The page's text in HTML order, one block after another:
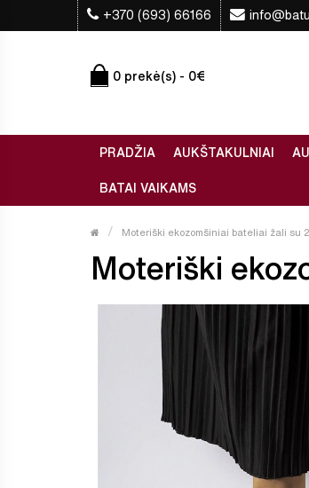
+370 (693) 66166
0 prekė(s) - 0€
PRADŽIA AUKŠTAKULNIAI
BATAI VAIKAMS
Moteriški ekozomšiniai bateliai žali su
Moteriški